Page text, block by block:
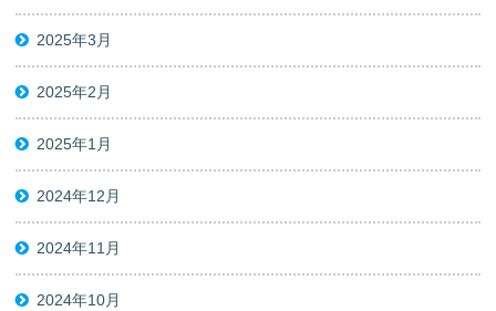
2025年3月
2025年2月
2025年1月
2024年12月
2024年11月
2024年10月